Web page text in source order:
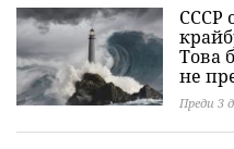
СССР
Това
не
Преди 3